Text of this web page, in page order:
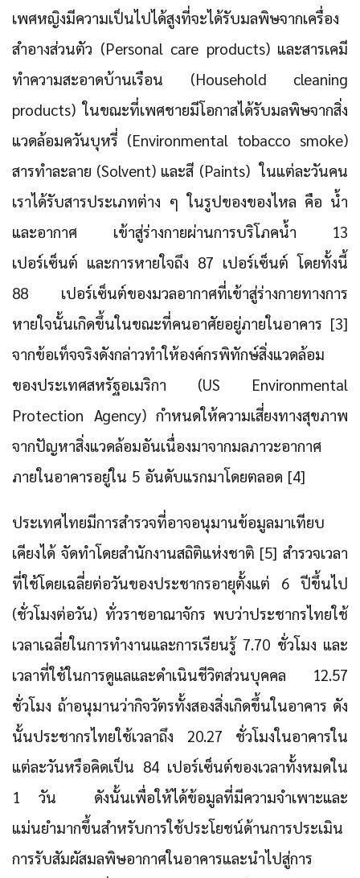
เพศหญิงมีความเป็นไปได้สูงที่จะได้รับมลพิษจากเครื่อง
สำอางส่วนตัว (Personal care products) และสารเคมี
ทำความสะอาดบ้านเรือน (Household cleaning
products) ในขณะที่เพศชายมีโอกาสได้รับมลพิษจากสิ่ง
แวดล้อมควันบุหรี่ (Environmental tobacco smoke)
สารทำละลาย (Solvent) และสี (Paints) ในแต่ละวันคน
เราได้รับสารประเภทต่าง ๆ ในรูปของของไหล คือ น้ำ
และอากาศ เข้าสู่ร่างกายผ่านการบริโภคน้ำ 13
เปอร์เซ็นต์ และการหายใจถึง 87 เปอร์เซ็นต์ โดยทั้งนี้
88 เปอร์เซ็นต์ของมวลอากาศที่เข้าสู่ร่างกายทางการ
หายใจนั้นเกิดขึ้นในขณะที่คนอาศัยอยู่ภายในอาคาร [3]
จากข้อเท็จจริงดังกล่าวทำให้องค์กรพิทักษ์สิ่งแวดล้อม
ของประเทศสหรัฐอเมริกา (US Environmental
Protection Agency) กำหนดให้ความเสี่ยงทางสุขภาพ
จากปัญหาสิ่งแวดล้อมอันเนื่องมาจากมลภาวะอากาศ
ภายในอาคารอยู่ใน 5 อันดับแรกมาโดยตลอด [4]
ประเทศไทยมีการสำรวจที่อาจอนุมานข้อมูลมาเทียบ
เคียงได้ จัดทำโดยสำนักงานสถิติแห่งชาติ [5] สำรวจเวลา
ที่ใช้โดยเฉลี่ยต่อวันของประชากรอายุตั้งแต่ 6 ปีขึ้นไป
(ชั่วโมงต่อวัน) ทั่วราชอาณาจักร พบว่าประชากรไทยใช้
เวลาเฉลี่ยในการทำงานและการเรียนรู้ 7.70 ชั่วโมง และ
เวลาที่ใช้ในการดูแลและดำเนินชีวิตส่วนบุคคล 12.57
ชั่วโมง ถ้าอนุมานว่ากิจวัตรทั้งสองสิ่งเกิดขึ้นในอาคาร ดัง
นั้นประชากรไทยใช้เวลาถึง 20.27 ชั่วโมงในอาคารใน
แต่ละวันหรือคิดเป็น 84 เปอร์เซ็นต์ของเวลาทั้งหมดใน
1 วัน ดังนั้นเพื่อให้ได้ข้อมูลที่มีความจำเพาะและ
แม่นยำมากขึ้นสำหรับการใช้ประโยชน์ด้านการประเมิน
การรับสัมผัสมลพิษอากาศในอาคารและนำไปสู่การ